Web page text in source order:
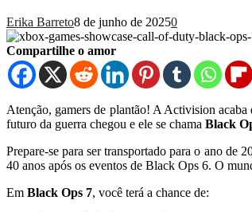
Erika Barreto8 de junho de 20250
Compartilhe o amor
Atenção, gamers de plantão! A Activision
futuro da guerra chegou e ele se chama Black
Prepare-se para ser transportado para o ano de
40 anos após os eventos de Black Ops 6. O
Em Black Ops 7, você terá a chance de: